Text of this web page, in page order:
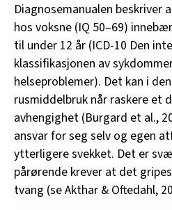
Diagnosemanualen
hos voksne (IQ 50–69)
til under 12 år (ICD-10 Den
klassifikasjonen av
helseproblemer). Det kan i
rusmiddelbruk når raskere et
avhengighet (Burgard et al.,
ansvar for seg selv og egen
ytterligere svekket. Det er
pårørende krever at det
tvang (se Akthar & Oftedahl,